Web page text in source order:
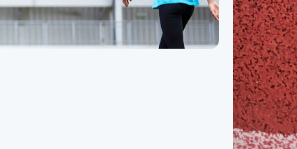
Třída VII. B Třída VII. C
Třída VIII. C